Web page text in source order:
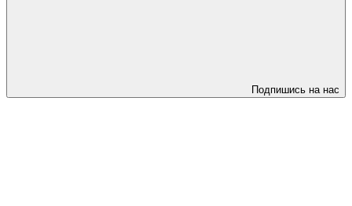
Подпишись на нас